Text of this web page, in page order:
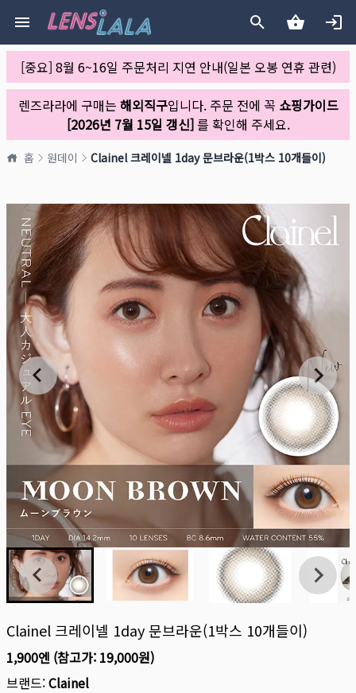
[중요] 8월 6~16일 주문처리 지연 안내(일본 오봉 연휴 관련)
렌즈라라에 구매는 해외직구입니다. 주문 전에 꼭 쇼핑가이드
[2026년 7월 15일 갱신]를 확인해 주세요.
홈 원데이 Clainel 크레이넬 1day 문브라운(1박스 10개들이)
Clainel 크레이넬 1day 문브라운(1박스 10개들이)
1,900엔 (참고가: 19,000원)
브랜드:Clainel